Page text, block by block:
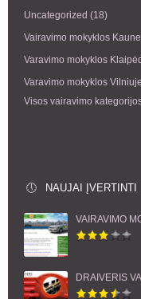
Uncategorized (18)
Vairavimo mokyklos Kaune
Varavimo mokyklos
Varavimo mokyklos Vilniuje
Visos vairavimo
NAUJAI ĮVERTINTI
VAIRAVIMO
DRAIVERIS